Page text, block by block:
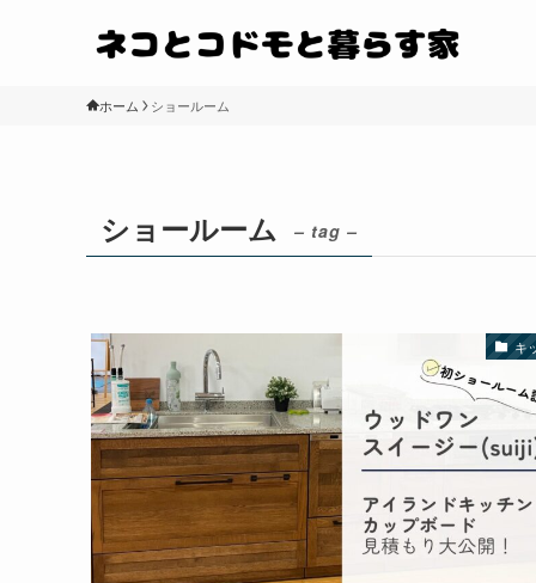
ホーム ショールーム
ショールーム – tag –
キ